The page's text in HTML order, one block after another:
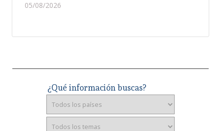
05/08/2026
¿Qué información buscas?